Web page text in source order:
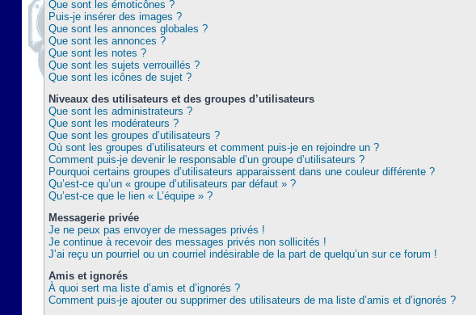
Que sont les émoticônes ?
Puis-je insérer des images ?
Que sont les annonces globales ?
Que sont les annonces ?
Que sont les notes ?
Que sont les sujets verrouillés ?
Que sont les icônes de sujet ?
Niveaux des utilisateurs et des groupes d’utilisateurs
Que sont les administrateurs ?
Que sont les modérateurs ?
Que sont les groupes d’utilisateurs ?
Où sont les groupes d’utilisateurs et comment puis-je en rejoindre un ?
Comment puis-je devenir le responsable d’un groupe d’utilisateurs ?
Pourquoi certains groupes d’utilisateurs apparaissent dans une couleur différente ?
Qu’est-ce qu’un « groupe d’utilisateurs par défaut » ?
Qu’est-ce que le lien « L’équipe » ?
Messagerie privée
Je ne peux pas envoyer de messages privés !
Je continue à recevoir des messages privés non sollicités !
J’ai reçu un pourriel ou un courriel indésirable de la part de quelqu’un sur ce forum !
Amis et ignorés
À quoi sert ma liste d’amis et d’ignorés ?
Comment puis-je ajouter ou supprimer des utilisateurs de ma liste d’amis et d’ignorés ?